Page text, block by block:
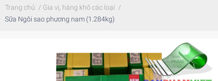
Trang chủ / Gia vị, hàng khô các loại /
Sữa Ngôi sao phương nam (1.284kg)